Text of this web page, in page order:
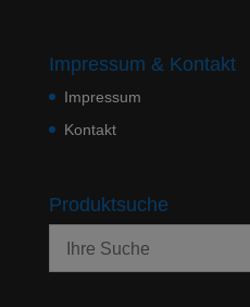
Impressum & Kontakt
Impressum
Kontakt
Produktsuche